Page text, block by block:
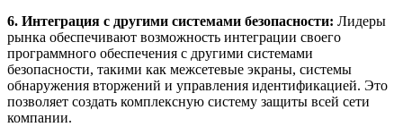
6. Интеграция с другими системами безопасности: Лидеры
рынка обеспечивают возможность интеграции своего
программного обеспечения с другими системами
безопасности, такими как межсетевые экраны, системы
обнаружения вторжений и управления идентификацией. Это
позволяет создать комплексную систему защиты всей сети
компании.